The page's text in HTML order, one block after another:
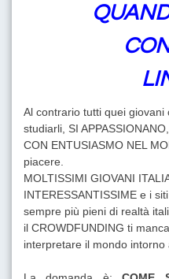
Al contrario tutti quei
studiarli, SI
CON ENTUSIASMO NEL
piacere.
MOLTISSIMI GIOVANI
INTERESSANTISSIME e i
sempre più pieni di realtà
il CROWDFUNDING ti
interpretare il mondo intorno